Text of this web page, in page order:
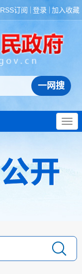
RSS订阅 登录 加入收藏